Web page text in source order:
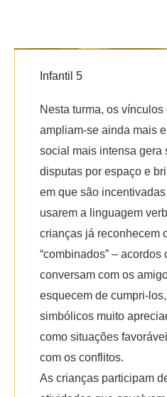
Infantil 5
Nesta turma, os
ampliam-se ainda mais
social mais intensa gera
disputas por espaço e
em que são
usarem a linguagem
crianças já reconhecem
“combinados” –
conversam com os
esquecem de cumpri-
simbólicos muito
como situações
com os conflitos.
As crianças participam